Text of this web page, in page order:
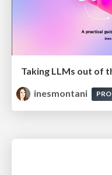
inesmontani
PRO